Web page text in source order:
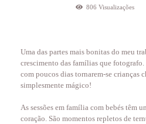
806 Visualizações
Uma das partes mais bonitas do meu
crescimento das famílias que
com poucos dias tornarem-se crianças
simplesmente mágico!
As sessões em família com bebés têm
coração. São momentos repletos de